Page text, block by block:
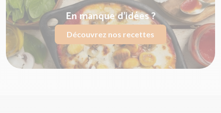
En manque d'idées ?
Découvrez nos recettes